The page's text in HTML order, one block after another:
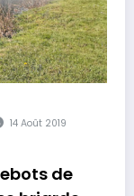
14 Août 2019
de